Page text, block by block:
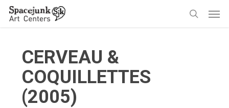
Skip
CERVEAU &
COQUILLETTES
(2005)